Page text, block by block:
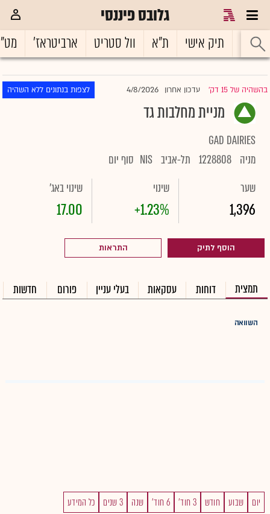
גלובס פיננסי
ראשי תיק אישי ת"א וול סטריט ארביטראז'
בהשהיה של 15 דק' |עדכון אחרון 4/8/2026 לצפות בנתונים ללא השהיה
מניית מחלבות גד
GAD DAIRIES
מניה 1228808 תל-אביב NIS סוף יום
שער
1,396
שינוי
+1.23%
שינוי באג'
17.00
הוסף לתיק התראות
תמצית דוחות עסקאות בעלי עניין פורום חדשות
השוואה
יום שבוע חודש 3 חוד' 6 חוד' שנה 3 שנים כל המידע